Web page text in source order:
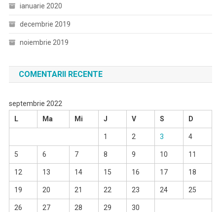
ianuarie 2020
decembrie 2019
noiembrie 2019
COMENTARII RECENTE
septembrie 2022
L
Ma Mi J V S D
1 2 3 4
5 6 7 8 9 10 11
12 13 14 15 16 17 18
19 20 21 22 23 24 25
26 27 28 29 30